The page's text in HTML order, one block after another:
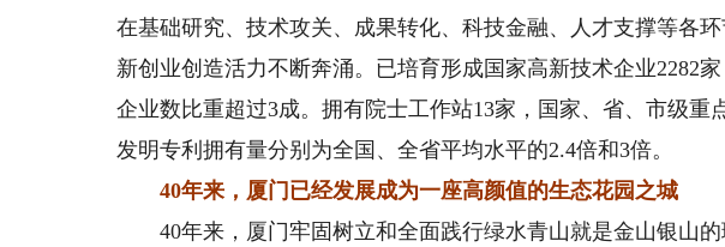
在基础研究、技术攻关、成果转化、科技金融、人才支撑等各
新创业创造活力不断奔涌。已培育形成国家高新技术企业2282
企业数比重超过3成。拥有院士工作站13家，国家、省、市级重
发明专利拥有量分别为全国、全省平均水平的2.4倍和3倍。
40年来，厦门已经发展成为一座高颜值的生态花园之城
40年来，厦门牢固树立和全面践行绿水青山就是金山银山的